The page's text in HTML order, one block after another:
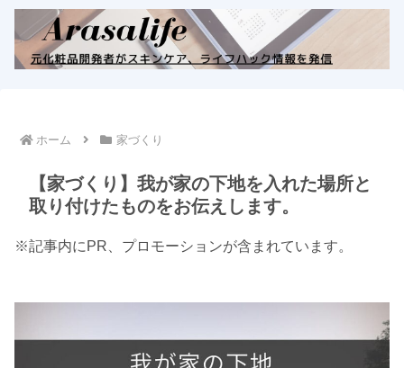
ホーム 家づくり
【家づくり】我が家の下地を入れた場所と
取り付けたものをお伝えします。
※記事内にPR、プロモーションが含まれています。